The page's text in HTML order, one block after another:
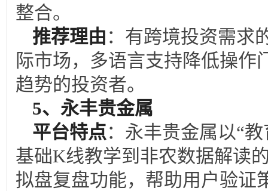
整合。
推荐理由 ：有跨境投资需求
际市场，多语言支持降低操作
趋势的投资者。
5、永丰贵金属
平台特点：永丰贵金属以“
基础K线教学到非农数据解读
拟盘复盘功能，帮助用户验证